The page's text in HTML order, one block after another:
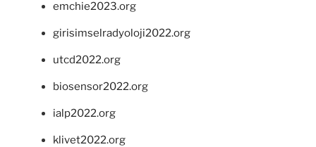
emchie2023.org
girisimselradyoloji2022.org
utcd2022.org
biosensor2022.org
ialp2022.org
klivet2022.org